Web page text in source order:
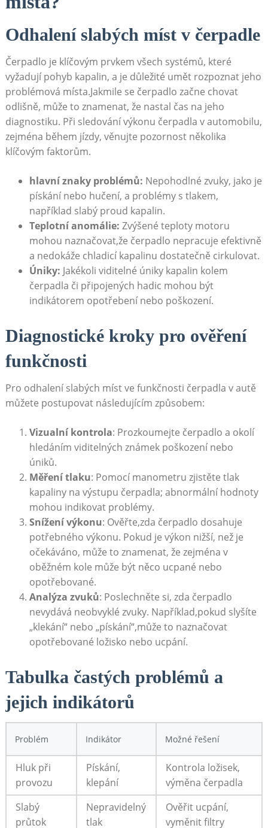
Odhalení slabých míst v čerpadle
Čerpadlo je klíčovým prvkem všech systémů,​ které
vyžadují pohyb kapalin, a ​je důležité umět rozpoznat jeho
problémová místa.Jakmile se čerpadlo ⁢začne chovat
odlišně, může ⁤to znamenat, že‌ nastal⁢ čas⁢ na ⁤jeho
diagnostiku. Při sledování výkonu čerpadla v‌ automobilu,‍
zejména během​ jízdy,‍ věnujte⁣ pozornost⁤ několika
klíčovým faktorům.
hlavní znaky problémů: Nepohodlné zvuky, ‍jako je
pískání nebo hučení, a problémy s tlakem,
⁣například slabý proud ‌kapalin.
Teplotní anomálie: Zvýšené teploty motoru
mohou naznačovat,že čerpadlo nepracuje efektivně
a nedokáže⁤ chladicí kapalinu dostatečně cirkulovat.
Úniky: Jakékoli viditelné úniky kapalin ‌kolem
⁤čerpadla či připojených hadic ⁤mohou být
indikátorem‍ opotřebení nebo poškození.
Diagnostické kroky pro ověření
funkčnosti
Pro odhalení slabých míst ve ⁤funkčnosti čerpadla v autě‌
můžete postupovat následujícím‌ způsobem:
Vizualní kontrola: Prozkoumejte čerpadlo a okolí
hledáním⁣ viditelných známek ‍poškození nebo
⁤úniků.
Měření ⁣tlaku: Pomocí manometru zjistěte tlak
kapaliny ​na výstupu ⁢čerpadla; abnormální hodnoty
‌mohou indikovat problémy.
Snížení výkonu: Ověřte,zda​ čerpadlo dosahuje⁢
potřebného výkonu. Pokud‍ je výkon nižší, než je
‌očekáváno, může to ⁢znamenat, že zejména v ​
oběžném ‍kole může být‍ něco ucpané nebo
opotřebované.
Analýza zvuků: Poslechněte si,‌ zda ⁢čerpadlo
‌nevydává neobvyklé zvuky. Například,pokud slyšíte⁤
„klekání“⁣ nebo „pískání“,může to naznačovat
opotřebované ložisko ‍nebo ucpání.
Tabulka častých problémů a
jejich ​indikátorů
Problém Indikátor Možné‍ řešení
Hluk při‍
provozu
Pískání,
klepání
Kontrola ložisek,
‍výměna čerpadla
Slabý⁢
průtok
Nepravidelný
tlak
Ověřit ucpání,
vyměnit filtry